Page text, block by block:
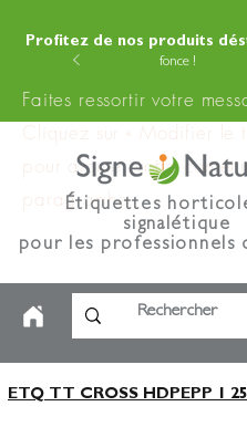
Profitez de nos produits
fonce !
Faites ressortir votre
Cliquez sur « Modifier le
pour ajouter votre
paragraphe.
Étiquettes
signalétique
pour les professionnels